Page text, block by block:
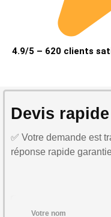
4.9/5 – 620 clients
Devis rapide
✅ Votre demande est
réponse rapide
Votre nom